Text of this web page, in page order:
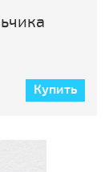
Купить